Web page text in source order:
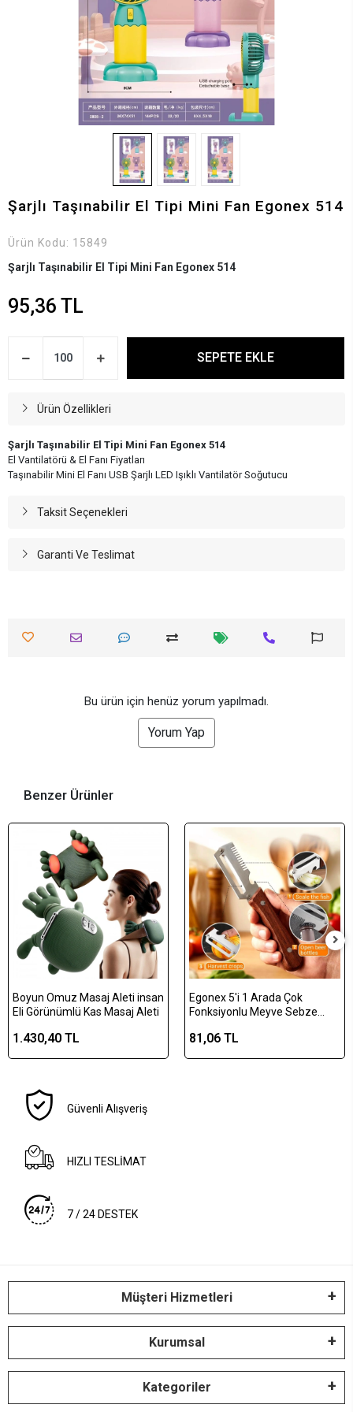
Şarjlı Taşınabilir El Tipi Mini Fan Egonex 514
Ürün Kodu: 15849
Şarjlı Taşınabilir El Tipi Mini Fan Egonex 514
95,36 TL
SEPETE EKLE
Ürün Özellikleri
Şarjlı Taşınabilir El Tipi Mini Fan Egonex 514
El Vantilatörü & El Fanı Fiyatları
Taşınabilir Mini El Fanı USB Şarjlı LED Işıklı Vantilatör Soğutucu
Taksit Seçenekleri
Garanti Ve Teslimat
Bu ürün için henüz yorum yapılmadı.
Yorum Yap
Benzer Ürünler
Boyun Omuz Masaj Aleti insan
Eli Görünümlü Kas Masaj Aleti
1.430,40 TL
Egonex 5'i 1 Arada Çok
Fonksiyonlu Meyve Sebze
Şişe Açacağı – Ahşap Saplı
81,06 TL
Güvenli Alışveriş
HIZLI TESLİMAT
7 / 24 DESTEK
Müşteri Hizmetleri
Kurumsal
Kategoriler